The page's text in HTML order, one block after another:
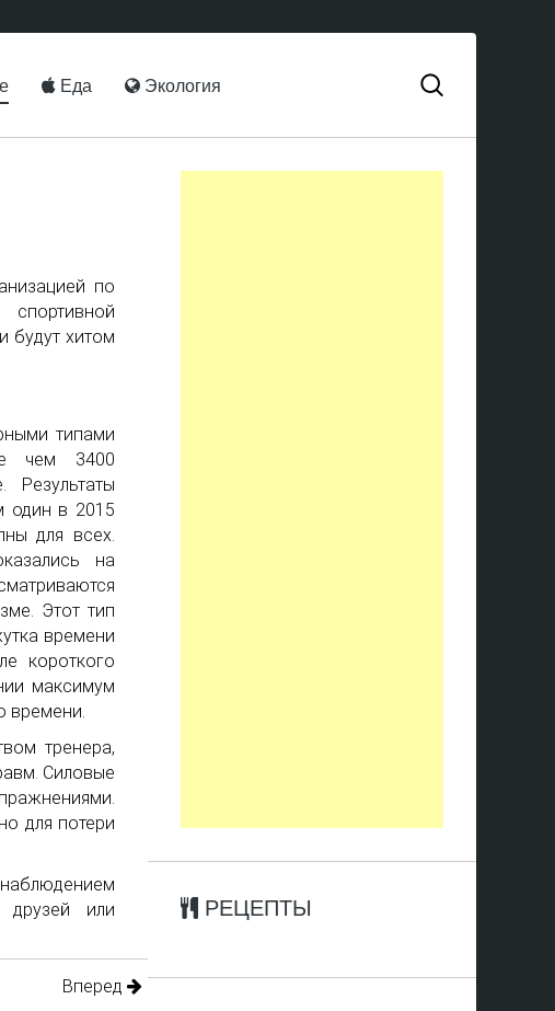
Еда Экология
по
будут хитом
типами
чем 3400
один в 2015
для всех.
на
Этот тип
времени
короткого
максимум
времени.
тренера,
Силовые
для потери
или
Вперед
РЕЦЕПТЫ